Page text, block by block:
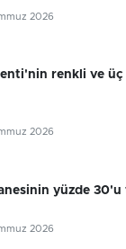
2026
renkli ve
2026
yüzde 30'u
2026